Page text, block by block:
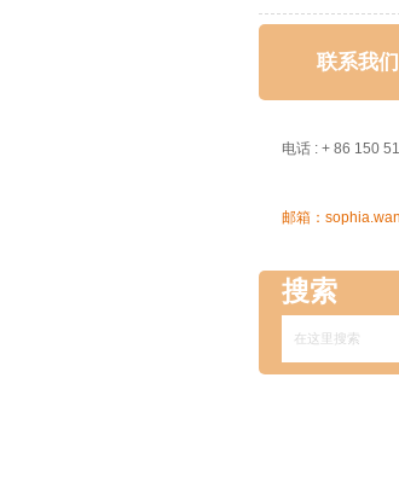
联系我们

搜索